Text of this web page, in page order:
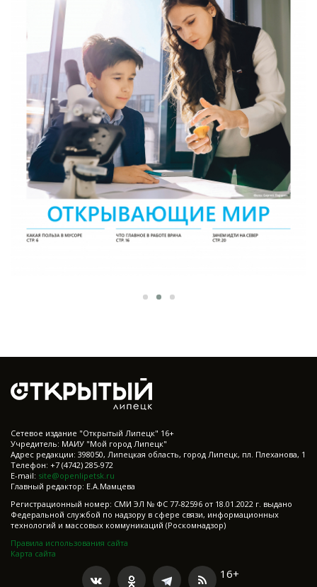
Cетевое издание "Открытый Липецк" 16+
Учредитель: МАИУ "Мой город Липецк"
Адрес редакции: 398050, Липецкая область, город Липецк, пл. Плеханова, 1
Телефон: +7 (4742) 285-972
E-mail: site@openlipetsk.ru
Главный редактор: Е.А.Мамцева
Регистрационный номер: СМИ ЭЛ № ФС 77-82596 от 18.01.2022 г. выдано
Федеральной службой по надзору в сфере связи, информационных
технологий и массовых коммуникаций (Роскомнадзор)
Правила использования сайта
Карта сайта
16+